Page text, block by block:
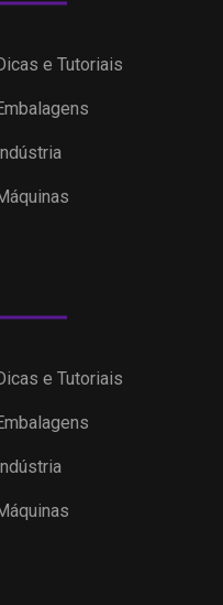
e Tutoriais
e Tutoriais